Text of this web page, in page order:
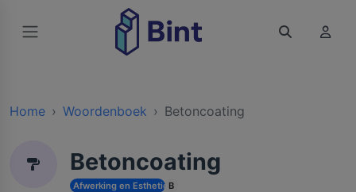
Home Woordenboek Betoncoating
Betoncoating
Afwerking en Esthetiek
B